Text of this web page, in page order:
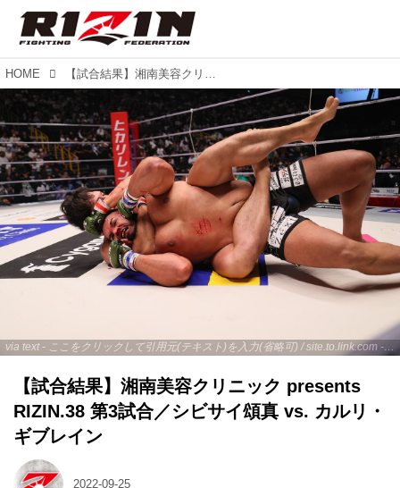
HOME 【試合結果】湘南美容クリニック presents RIZIN.38 第3試合／シビサイ頌真 vs. カルリ・ギブレイン
via text - ここをクリックして引用元(テキスト)を入力(省略可) / site.to.link.com - ここをクリックして引用元を入力(省略可)
【試合結果】湘南美容クリニック presents
RIZIN.38 第3試合／シビサイ頌真 vs. カルリ・
ギブレイン
2022-09-25